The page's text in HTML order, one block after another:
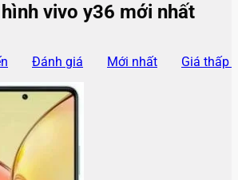
vivo y36 mới nhất
Đánh giá Mới nhất Giá thấp